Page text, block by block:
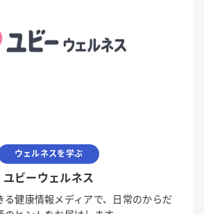
ウェルネスを学ぶ
ユビーウェルネス
る健康情報メディアで、日常のからだ